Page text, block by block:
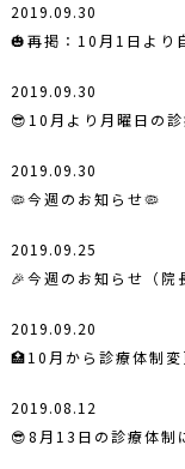
2019.09.30
🎃再掲：10月1日より
2019.09.30
😎10月より月曜日の
2019.09.30
🦠今週のお知らせ🦠
2019.09.25
🎉今週のお知らせ（院
2019.09.20
🏥10月から診療体制
2019.08.12
😎8月13日の診療体制